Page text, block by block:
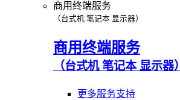
商用终端服务
（台式机 笔记本 显示器）
商用终端服务
（台式机 笔记本 显示器）
更多服务支持